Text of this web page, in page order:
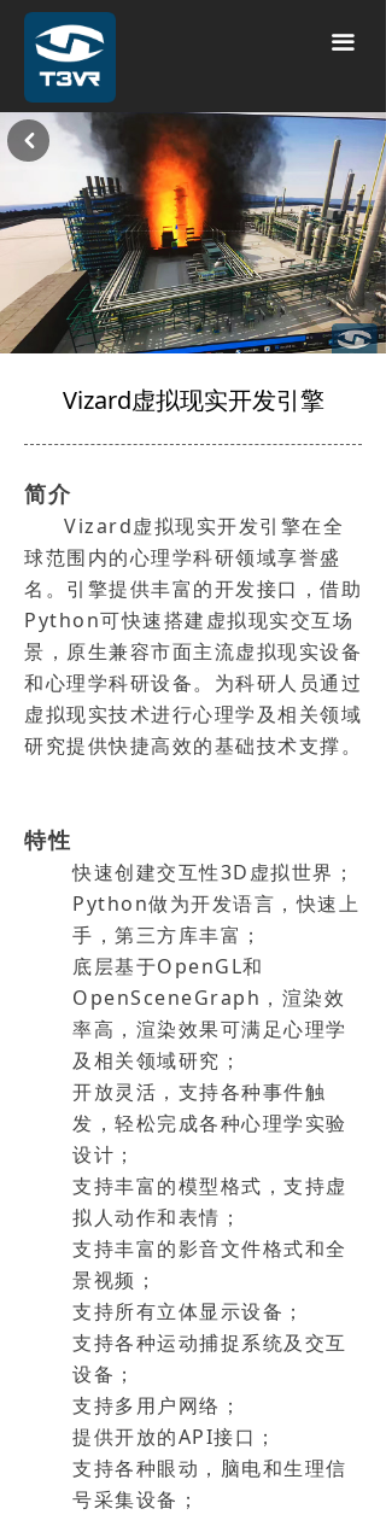
끀
Vizard虚拟现实开发引擎
简介
Vizard虚拟现实开发引擎在全
球范围内的心理学科研领域享誉盛
名。引擎提供丰富的开发接口，借助
Python可快速搭建虚拟现实交互场
景，原生兼容市面主流虚拟现实设备
和心理学科研设备。为科研人员通过
虚拟现实技术进行心理学及相关领域
研究提供快捷高效的基础技术支撑。
特性
快速创建交互性3D虚拟世界；
Python做为开发语言，快速上
手，第三方库丰富；
底层基于OpenGL和
OpenSceneGraph，渲染效
率高，渲染效果可满足心理学
及相关领域研究；
开放灵活，支持各种事件触
发，轻松完成各种心理学实验
设计；
支持丰富的模型格式，支持虚
拟人动作和表情；
支持丰富的影音文件格式和全
景视频；
支持所有立体显示设备；
支持各种运动捕捉系统及交互
设备；
支持多用户网络；
提供开放的API接口；
支持各种眼动，脑电和生理信
号采集设备；
낒